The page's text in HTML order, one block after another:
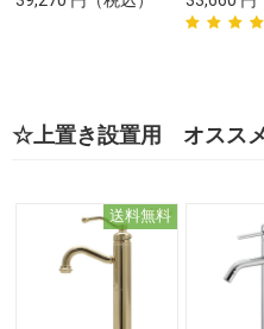
☆上置き設置用 オススメ
送料無料